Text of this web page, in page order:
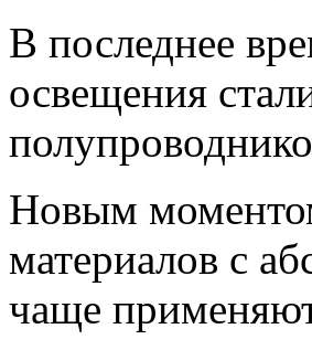
В последнее
освещения
Новым
материалов с
чаще